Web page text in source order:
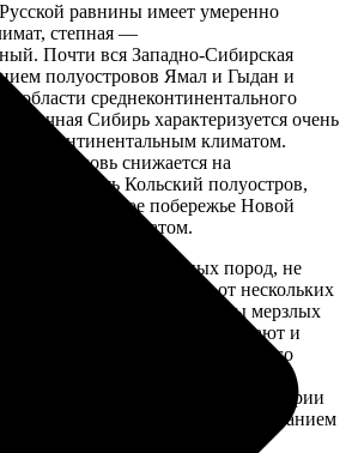
равнины имеет умеренно
степная —
Почти вся Западно-Сибирская
полуостровов Ямал и Гыдан и
области среднеконтинентального
Сибирь характеризуется очень
континентальным климатом.
вновь снижается на
И лишь Кольский полуостров,
моря и западное побережье Новой
климатом.
мерзлые толщи горных пород, не
длительного времени, от нескольких
лет. Верхние горизонты мерзлых
ежегодно (сезонно) протаивают и
залегает слой постоянно мерзлого
вечной, или многолетней,
занимает почти 2/3 территории
мерзлота составлена с использованием
[33]).